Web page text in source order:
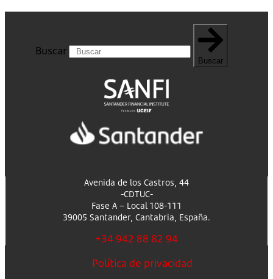
Buscar
Buscar
Avenida de los Castros, 44
-CDTUC-
Fase A – Local 108-111
39005 Santander, Cantabria, España.
+34 942 88 82 94
Política de privacidad